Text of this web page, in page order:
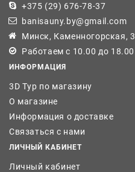
+375 (29) 676-78-37
banisauny.by@gmail.com
Минск, Каменногорская, 3
Работаем с 10.00 до 18.00
ИНФОРМАЦИЯ
3D Тур по магазину
О магазине
Информация о доставке
Связаться с нами
ЛИЧНЫЙ КАБИНЕТ
Личный кабинет